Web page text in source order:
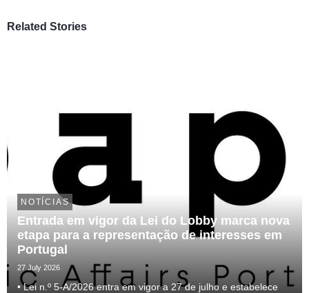
Related Stories
NOTÍCIAS
Entrada em vigor da Lei do Lobby marca nova
etapa para a representação de interesses em
Portugal
27 July 2026
• Lei n.º 5-A/2026 entra em vigor a 27 de julho e estabelece